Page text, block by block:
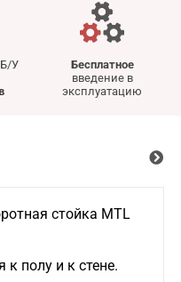
У
Бесплатное
введение в
эксплуатацию
стойка MTL
к полу и к стене.